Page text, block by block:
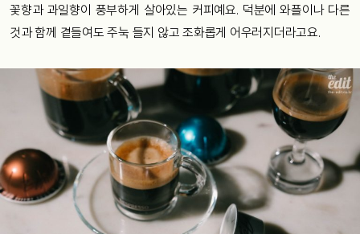
꽃향과 과일향이 풍부하게 살아있는 커피예요. 덕분에 와플이나 다른
것과 함께 곁들여도 주눅 들지 않고 조화롭게 어우러지더라고요.